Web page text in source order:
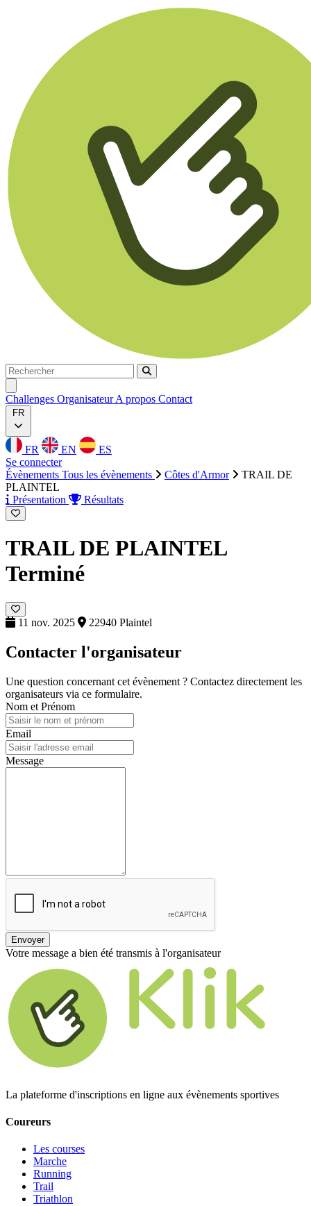
Rechercher
Rechercher
Challenges OrganisateurA propos Contact
FR
FR EN
ES
Se connecter
Évènements Tous les évènements Côtes d'Armor
TRAIL DE
PLAINTEL
Présentation
Résultats
TRAIL DE PLAINTEL
Terminé
11 nov. 2025 22940 Plaintel
Contacter l'organisateur
Une question concernant cet évènement ? Contactez directement les
organisateurs via ce formulaire.
Nom et Prénom
Email
Message
Envoyer
Votre message a bien été transmis à l'organisateur
La plateforme d'inscriptions en ligne aux évènements sportives
Coureurs
Les courses
Marche
Running
Trail
Triathlon